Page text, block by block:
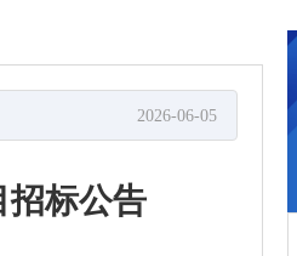
2026-06-05
招标公告